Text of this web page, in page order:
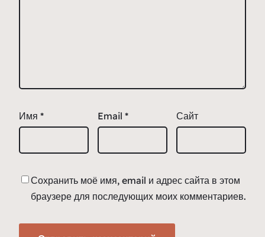
Имя * Email * Сайт
Сохранить моё имя, email и адрес сайта в этом
браузере для последующих моих комментариев.